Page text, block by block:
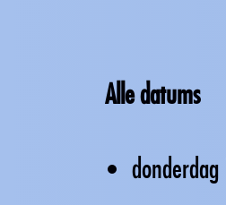
Alle datums